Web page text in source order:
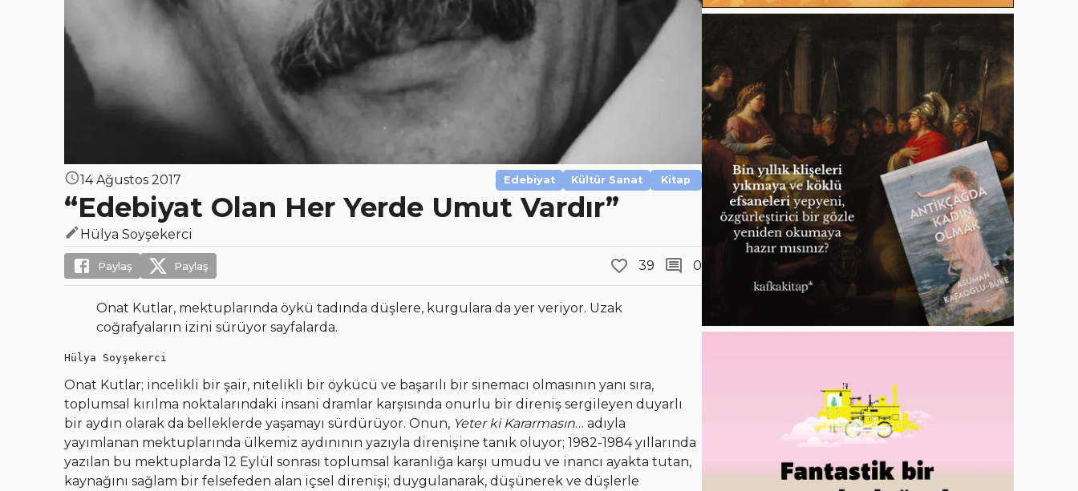
14 Ağustos 2017 Edebiyat Kültür Sanat Kitap
“Edebiyat Olan Her Yerde Umut Vardır”
Hülya Soyşekerci
Paylaş Paylaş 39 0
Onat Kutlar, mektuplarında öykü tadında düşlere, kurgulara da yer veriyor. Uzak
coğrafyaların izini sürüyor sayfalarda.
Hülya Soyşekerci
Onat Kutlar; incelikli bir şair, nitelikli bir öykücü ve başarılı bir sinemacı olmasının yanı sıra,
toplumsal kırılma noktalarındaki insani dramlar karşısında onurlu bir direniş sergileyen duyarlı
bir aydın olarak da belleklerde yaşamayı sürdürüyor. Onun, Yeter ki Kararmasın… adıyla
yayımlanan mektuplarında ülkemiz aydınının yazıyla direnişine tanık oluyor; 1982-1984 yıllarında
yazılan bu mektuplarda 12 Eylül sonrası toplumsal karanlığa karşı umudu ve inancı ayakta tutan,
kaynağını sağlam bir felsefeden alan içsel direnişi; duygulanarak, düşünerek ve düşlerle